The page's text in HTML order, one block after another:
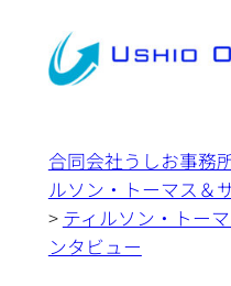
合同会社うしお事務
ルソン・トーマス＆
> ティルソン・トー
ンタビュー